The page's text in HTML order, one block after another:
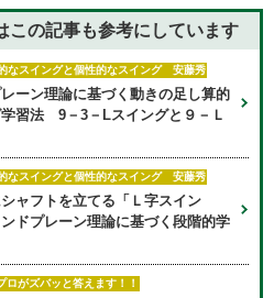
この記事も参考にしています
なスイングと個性的なスイング 安藤秀
ーン理論に基づく動きの足し算的
習法 9－3－Lスイングと９－Ｌ
なスイングと個性的なスイング 安藤秀
ャフトを立てる「Ｌ字スイン
ドプレーン理論に基づく段階的学
ロがズバッと答えます！！